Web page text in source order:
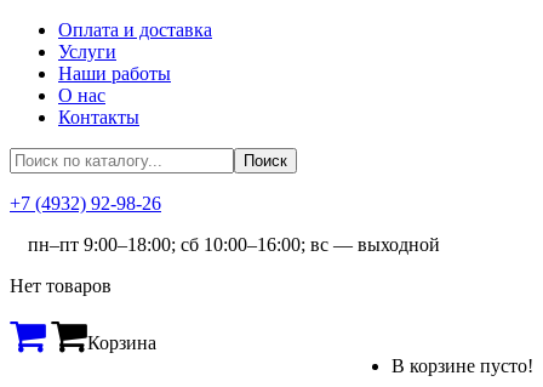
Оплата и доставка
Услуги
Наши работы
О нас
Контакты
+7 (4932) 92-98-26
пн–пт 9:00–18:00; сб 10:00–16:00; вс — выходной
Нет товаров
Корзина
В корзине пусто!